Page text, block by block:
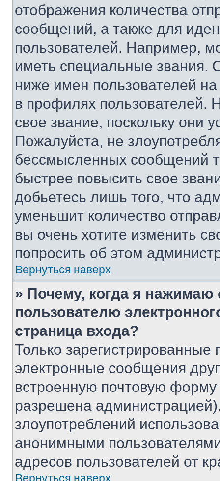
отображения количества
сообщений, а также для
пользователей. Например,
иметь специальные звания.
ниже имен пользователей
в профилях
свое звание, поскольку они
Пожалуйста, не
бессмысленных сообщений
быстрее повысить свое
добьетесь лишь того, что
уменьшит количество
вы очень хотите изменить
попросить об этом
Вернуться наверх
» Почему, когда я нажимаю
пользователю
страница входа?
Только зарегистрированные
электронные сообщения
встроенную почтовую
разрешена
злоупотреблений
анонимными
адресов пользователей от
Вернуться наверх